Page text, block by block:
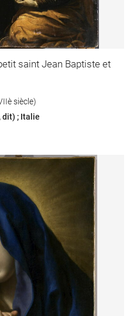
saint Jean Baptiste et
siècle)
Scarsellino (Ippolito Scarsella, dit) ; Italie